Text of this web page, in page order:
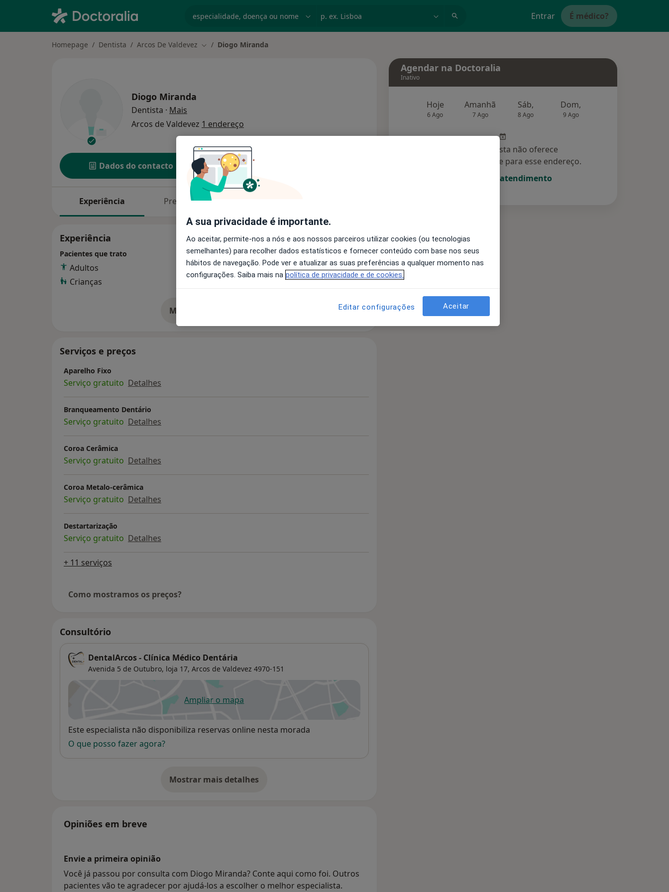
Entrar É médico?
Homepage Dentista Arcos De Valdevez Mudar de cidade
Diogo Miranda
Diogo Miranda
Dentista · Mais
Arcos de Valdevez 1 endereço
Dados do contacto Solicite um atendimento
Experiência Preços
Experiência
Pacientes que trato
Adultos
Crianças
Mostrar mais detalhes
Serviços e preços
Aparelho Fixo
Serviço gratuito Detalhes
Branqueamento Dentário
Serviço gratuito Detalhes
Coroa Cerâmica
Serviço gratuito Detalhes
Coroa Metalo-cerâmica
Serviço gratuito Detalhes
Destartarização
Serviço gratuito Detalhes
+ 11 serviços
Como mostramos os preços?
Consultório
DentalArcos - Clínica Médico Dentária
Avenida 5 de Outubro, loja 17, Arcos de Valdevez 4970-151
Ampliar o mapaabre num novo separador
Disponibilidade
Este especialista não disponibiliza reservas online nesta morada
O que posso fazer agora?
Mostrar mais detalhes
sobre o endereço
Opiniões em breve
Envie a primeira opinião
Você já passou por consulta com Diogo Miranda? Conte aqui como foi. Outros
pacientes vão te agradecer por ajudá-los a escolher o melhor especialista.
Agendar na Doctoralia
Inativo
Hoje
6 Ago
Amanhã
7 Ago
Sáb,
8 Ago
Dom,
9 Ago
Esse especialista não oferece
agendamento online para esse endereço.
Solicite um atendimento
A sua privacidade é importante.
Ao aceitar, permite-nos a nós e aos nossos parceiros utilizar cookies (ou tecnologias
semelhantes) para recolher dados estatísticos e fornecer conteúdo com base nos seus
hábitos de navegação. Pode ver e atualizar as suas preferências a qualquer momento nas
configurações. Saiba mais na política de privacidade e de cookies.
Editar configurações Aceitar